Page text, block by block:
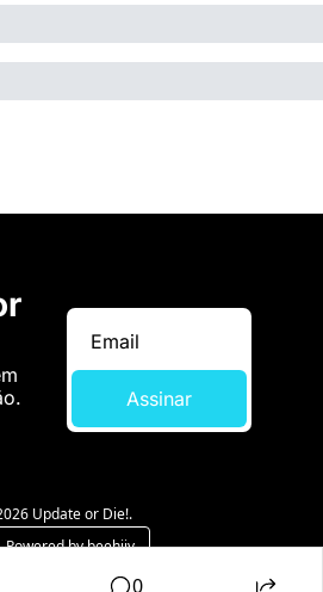
Assinar
Update or Die!.
Powered by beehiiv
0